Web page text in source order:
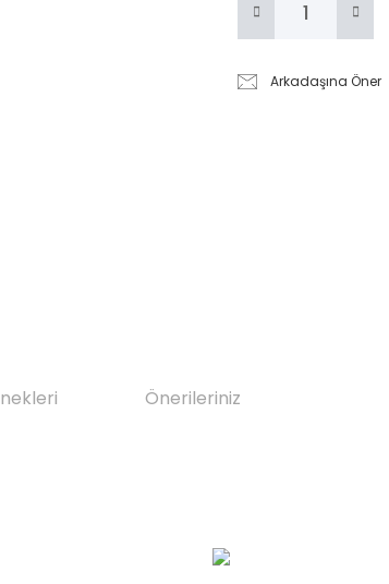
Arkadaşına Öner
Önerileriniz
Bu ürüne ilk yorumu siz yapın!